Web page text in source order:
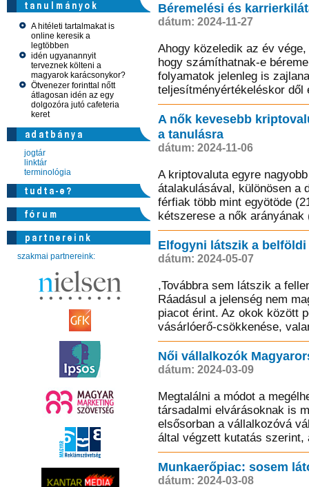
A hitéleti tartalmakat is
online keresik a
legtöbben
idén ugyanannyit
terveznek költeni a
magyarok karácsonykor?
Ötvenezer forinttal nőtt
átlagosan idén az egy
dolgozóra jutó cafeteria
keret
jogtár
linktár
terminológia
szakmai partnereink:
Béremelési és
dátum: 2024-11-27
Ahogy közeledik az év
hogy számíthatnak-e
folyamatok jelenleg is
teljesítményértékeléskor dől
A nők kevesebb
a tanulásra
dátum: 2024-11-06
A kriptovaluta egyre
átalakulásával, különösen a
férfiak több mint egyötöde
kétszerese a nők arányának
Elfogyni látszik a
dátum: 2024-05-07
,Továbbra sem látszik a
Ráadásul a jelenség nem
piacot érint. Az okok között
vásárlóerő-csökkenése,
Női vállalkozók
dátum: 2024-03-09
Megtalálni a módot a
társadalmi elvárásoknak is
elsősorban a vállalkozóvá
által végzett kutatás szerint,
Munkaerőpiac: sosem
dátum: 2024-03-08